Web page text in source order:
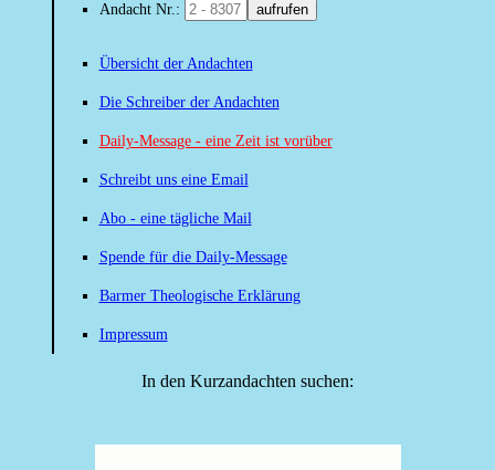
Andacht Nr.: aufrufen
Übersicht der Andachten
Die Schreiber der Andachten
Daily-Message - eine Zeit ist vorüber
Schreibt uns eine Email
Abo - eine tägliche Mail
Spende für die Daily-Message
Barmer Theologische Erklärung
Impressum
In den Kurzandachten suchen: